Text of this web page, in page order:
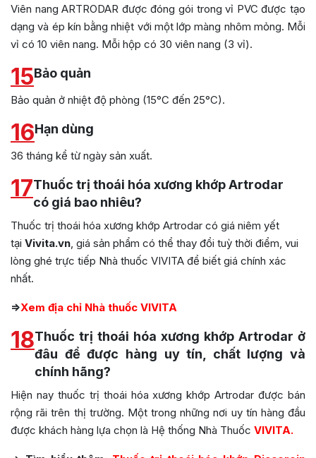
Viên nang ARTRODAR được đóng gói trong vỉ PVC được tạo
dạng và ép kín bằng nhiệt với một lớp màng nhôm mỏng. Mỗi
vỉ có 10 viên nang. Mỗi hộp có 30 viên nang (3 vỉ).
15Bảo quản
Bảo quản ở nhiệt độ phòng (15°C đến 25°C).
16Hạn dùng
36 tháng kể từ ngày sản xuất.
17Thuốc trị thoái hóa xương khớp Artrodar
có giá bao nhiêu?
Thuốc trị thoái hóa xương khớp Artrodar có giá niêm yết
tại Vivita.vn , giá sản phẩm có thể thay đổi tuỳ thời điểm, vui
lòng ghé trực tiếp Nhà thuốc VIVITA để biết giá chính xác
nhất.
=>Xem địa chỉ Nhà thuốc VIVITA
18Thuốc trị thoái hóa xương khớp Artrodar ở
đâu để được hàng uy tín, chất lượng và
chính hãng?
Hiện nay thuốc trị thoái hóa xương khớp Artrodar được bán
rộng rãi trên thị trường. Một trong những nơi uy tín hàng đầu
được khách hàng lựa chọn là Hệ thống Nhà Thuốc VIVITA.